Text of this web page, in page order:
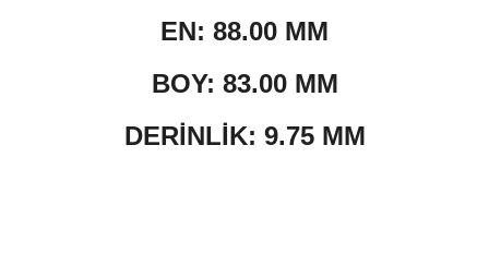
EN: 88.00 MM
BOY: 83.00 MM
DERİNLİK: 9.75 MM